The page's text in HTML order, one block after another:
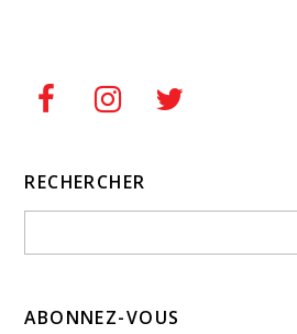
RECHERCHER
ABONNEZ-VOUS